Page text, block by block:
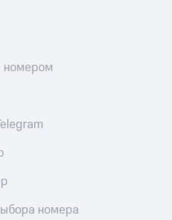
номером
номера